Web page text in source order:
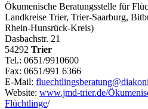
Ökumenische Beratungsstelle für
Landkreise Trier, Trier-Saarburg,
Rhein-Hunsrück-Kreis)
Dasbachstr. 21
54292 Trier
Tel.: 0651/9910600
Fax: 0651/991 6366
E-Mail:
Website: www.jmd-trier.de/
Flüchtlinge/